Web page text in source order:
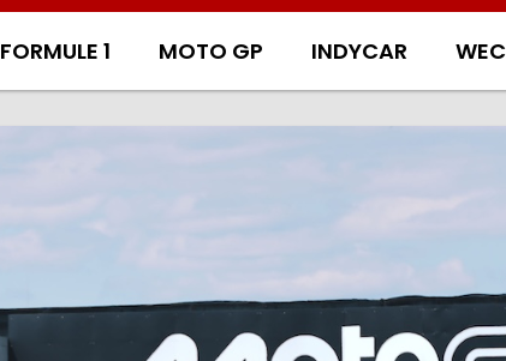
FORMULE 1 MOTO GP INDYCAR WEC